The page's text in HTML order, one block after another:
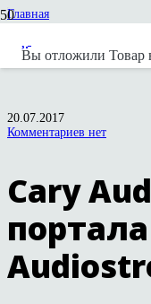
Вы отложили Товар
Главная
Публикации в прессе
Cary Audio AiOS: обзор
20.07.2017
Комментариев нет
Cary
портала